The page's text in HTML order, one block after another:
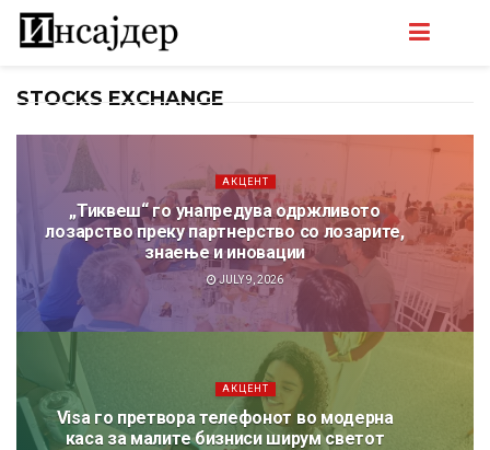
STOCKS EXCHANGE
АКЦЕНТ
„Тиквеш“ го унапредува одржливото
лозарство преку партнерство со лозарите,
знаење и иновации
JULY 9, 2026
АКЦЕНТ
Visa го претвора телефонот во модерна
каса за малите бизниси ширум светот